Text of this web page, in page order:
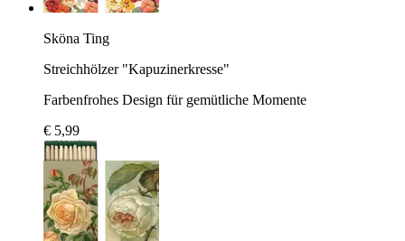
Sköna Ting
Streichhölzer "Kapuzinerkresse"
Farbenfrohes Design für gemütliche Momente
€ 5,99